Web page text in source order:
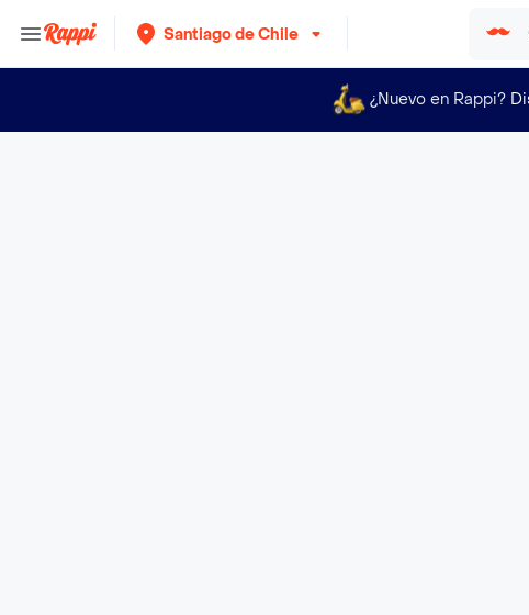
Santiago de Chile
¿Nuevo en Rappi?